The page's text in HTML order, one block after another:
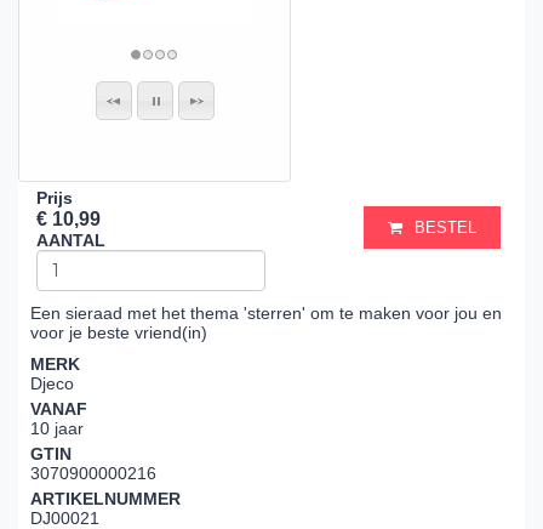
Prijs
€ 10,99
AANTAL
BESTEL
Een sieraad met het thema 'sterren' om te maken voor jou en
voor je beste vriend(in)
MERK
Djeco
VANAF
10 jaar
GTIN
3070900000216
ARTIKELNUMMER
DJ00021